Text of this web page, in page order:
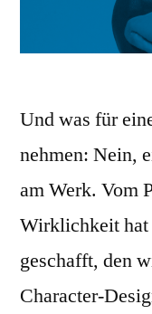
Und was für
nehmen: Nein,
am Werk. Vom
Wirklichkeit hat
geschafft, den
Character-